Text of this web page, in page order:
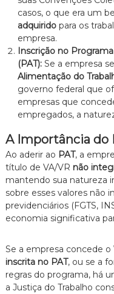
casos, o que era um
adquiridopara os
empresa.
Inscrição no
(PAT):Se a empresa
Alimentação do
governo federal que
empresas que
empregados, a
A Importância do
Ao aderir ao PAT, a
título de VA/VR não
mantendo sua natureza
sobre esses valores não
previdenciários (FGTS,
economia significativa
Se a empresa concede o
inscrita no PAT, ou se a
regras do programa, há
a Justiça do Trabalho